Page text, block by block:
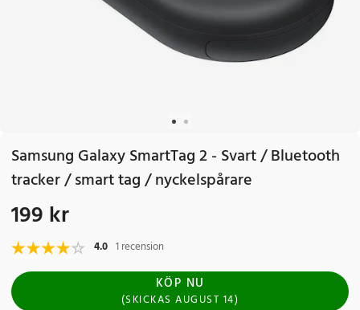
Samsung Galaxy SmartTag 2 - Svart / Bluetooth
tracker / smart tag / nyckelspårare
Pris:199 kr
199 kr
4.0 1 recension
KÖP NU
(SKICKASAUGUST 14)